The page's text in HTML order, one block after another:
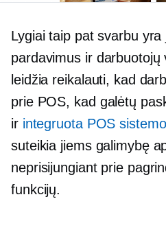
Lygiai taip pat svarbu
pardavimus ir darbuotojų
leidžia reikalauti, kad
prie POS, kad galėtų
ir integruota POS
suteikia jiems galimybę
neprisijungiant prie
funkcijų.